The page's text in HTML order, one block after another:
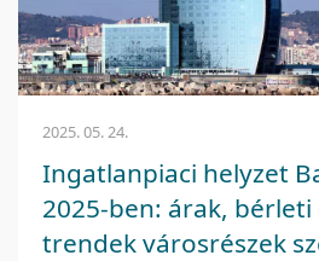
2025. 05. 24.
Ingatlanpiaci helyzet
2025-ben: árak, bérleti
trendek városrészek